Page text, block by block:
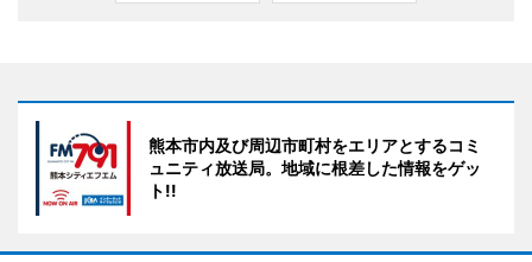
熊本市内及び周辺市町村をエリアとするコミ
ュニティ放送局。地域に根差した情報をゲッ
ト!!